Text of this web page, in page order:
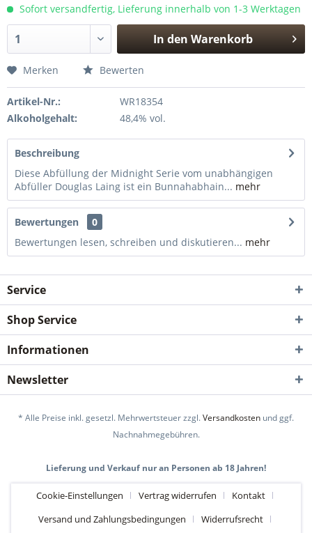
Sofort versandfertig, Lieferung innerhalb von 1-3 Werktagen
In den Warenkorb
Merken Bewerten
Artikel-Nr.:
WR18354
Alkoholgehalt:
48,4% vol.
Beschreibung
Diese Abfüllung der Midnight Serie vom unabhängigen
Abfüller Douglas Laing ist ein Bunnahabhain... mehr
Bewertungen
0
Bewertungen lesen, schreiben und diskutieren... mehr
Service
Shop Service
Informationen
Newsletter
* Alle Preise inkl. gesetzl. Mehrwertsteuer zzgl.Versandkosten und ggf.
Nachnahmegebühren.
Lieferung und Verkauf nur an Personen ab 18 Jahren!
Cookie-Einstellungen Vertrag widerrufen
Kontakt
Versand und Zahlungsbedingungen
Widerrufsrecht